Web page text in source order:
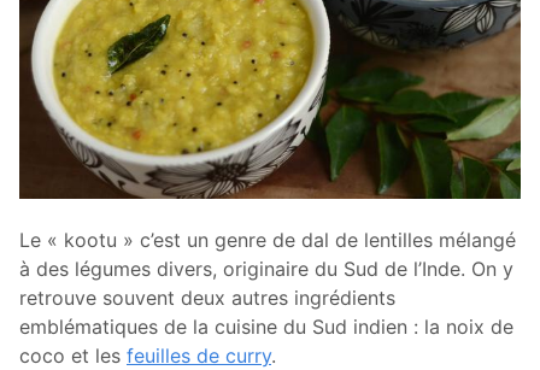
Le « kootu » c’est un genre de dal de lentilles mélangé
à des légumes divers, originaire du Sud de l’Inde. On y
retrouve souvent deux autres ingrédients
emblématiques de la cuisine du Sud indien : la noix de
coco et les feuilles de curry.